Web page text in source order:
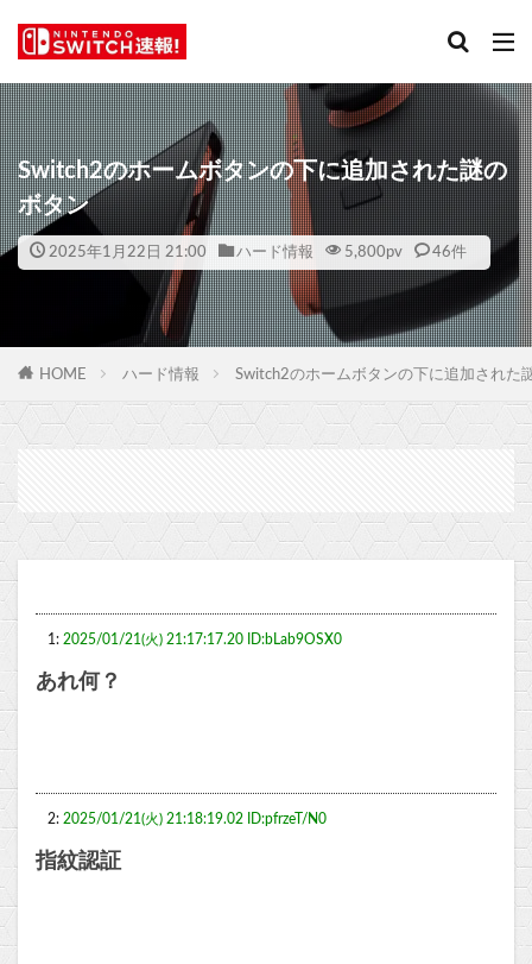
Switch2のホームボタンの下に追加された謎の
ボタン
2025年1月22日 21:00 ハード情報 5,800pv 46件
HOME ハード情報 Switch2のホームボタンの下に追加された
1: 2025/01/21(火) 21:17:17.20 ID:bLab9OSX0
あれ何？
2: 2025/01/21(火) 21:18:19.02 ID:pfrzeT/N0
指紋認証